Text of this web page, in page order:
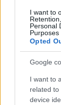
I want to
Personal
Purposes
Opted
Google
I want to
related
device
A
több, mint
mint
A